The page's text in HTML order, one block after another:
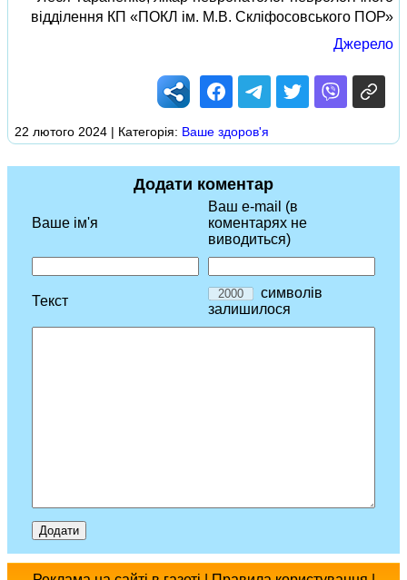
відділення КП «ПОКЛ ім. М.В. Скліфосовського ПОР»
Джерело
22 лютого 2024 | Категорія: Ваше здоров'я
Додати коментар
Ваше ім'я
Ваш e-mail (в
коментарях не
виводиться)
Текст
символів
залишилося